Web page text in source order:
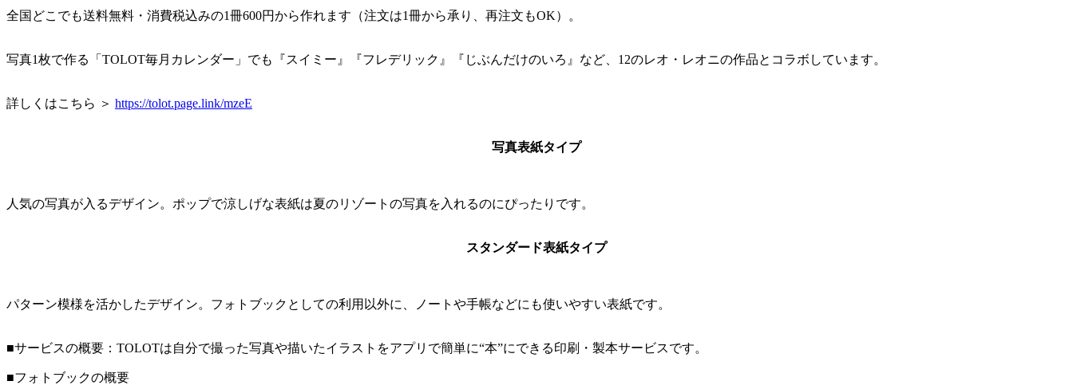
全国どこでも送料無料・消費税込みの1冊600円から作れます（注文は1冊から承り、再注文もOK）。
写真1枚で作る「TOLOT毎月カレンダー」でも『スイミー』『フレデリック』『じぶんだけのいろ』など、12のレオ・レオニの作品とコラボしています。
詳しくはこちら ＞ https://tolot.page.link/mzeE
写真表紙タイプ
人気の写真が入るデザイン。ポップで涼しげな表紙は夏のリゾートの写真を入れるのにぴったりです。
スタンダード表紙タイプ
パターン模様を活かしたデザイン。フォトブックとしての利用以外に、ノートや手帳などにも使いやすい表紙です。
■サービスの概要：TOLOTは自分で撮った写真や描いたイラストをアプリで簡単に“本”にできる印刷・製本サービスです。
■フォトブックの概要